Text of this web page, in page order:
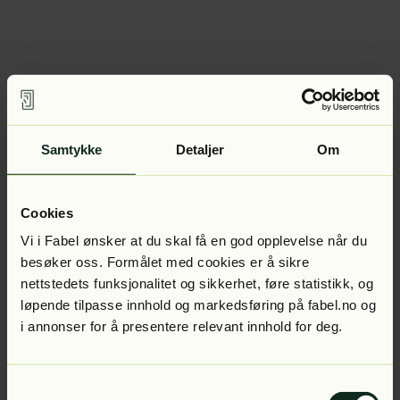
Samtykke Detaljer Om
Cookies
Vi i Fabel ønsker at du skal få en god opplevelse når du
besøker oss. Formålet med cookies er å sikre
nettstedets funksjonalitet og sikkerhet, føre statistikk, og
løpende tilpasse innhold og markedsføring på fabel.no og
i annonser for å presentere relevant innhold for deg.